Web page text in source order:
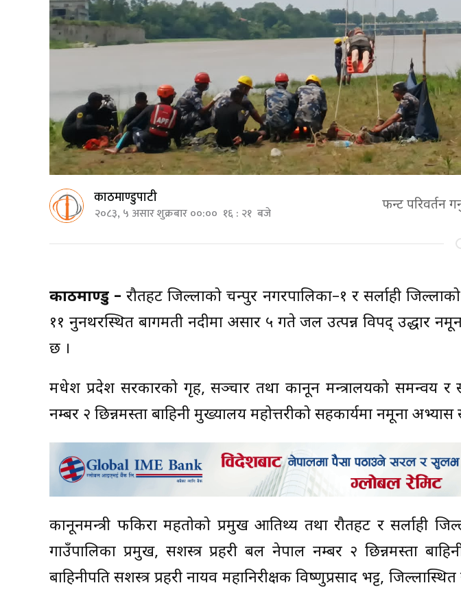
काठमाण्डुपाटी
२०८३, ५ असार शुक्रबार ००:०० १६ : २१ बजे फन्ट परिवर्तन
काठमाण्डु – रौतहट जिल्लाको चन्द्रपुर नगरपालिका–१ र सर्लाही
११ नुनथरस्थित बागमती नदीमा असार ५ गते जल उत्पन्न विपद् उद्धार
छ ।
मधेश प्रदेश सरकारको गृह, सञ्चार तथा कानून मन्त्रालयको समन्वय र
नम्बर २ छिन्नमस्ता बाहिनी मुख्यालय महोत्तरीको सहकार्यमा नमूना अभ्यास
कानूनमन्त्री फकिरा महतोको प्रमुख आतिथ्य तथा रौतहट र सर्लाही
गाउँपालिका प्रमुख, सशस्त्र प्रहरी बल नेपाल नम्बर २ छिन्नमस्ता
बाहिनीपति सशस्त्र प्रहरी नायव महानिरीक्षक विष्णुप्रसाद भट्ट,